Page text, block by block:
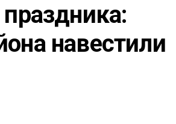
навестили